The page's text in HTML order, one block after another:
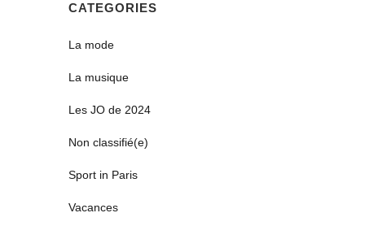
CATEGORIES
La mode
La musique
Les JO de 2024
Non classifié(e)
Sport in Paris
Vacances